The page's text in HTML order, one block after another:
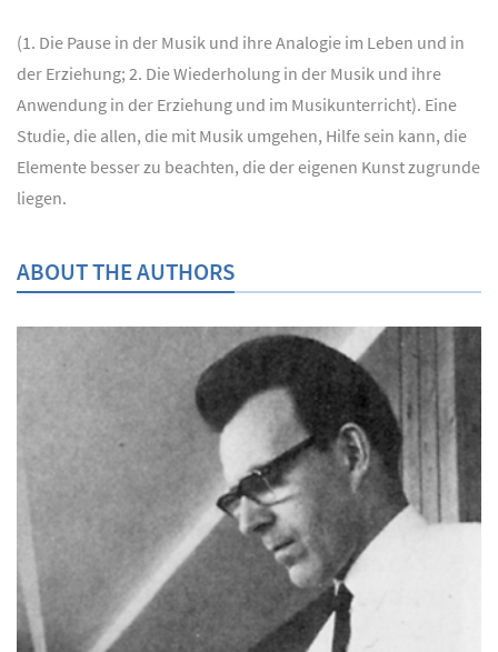
(1. Die Pause in der Musik und ihre Analogie im Leben und in
der Erziehung; 2. Die Wiederholung in der Musik und ihre
Anwendung in der Erziehung und im Musikunterricht). Eine
Studie, die allen, die mit Musik umgehen, Hilfe sein kann, die
Elemente besser zu beachten, die der eigenen Kunst zugrunde
liegen.
ABOUT THE AUTHORS